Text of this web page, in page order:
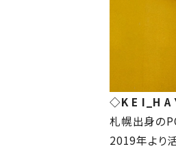
◇K E I_H A
札幌出身の
2019年より